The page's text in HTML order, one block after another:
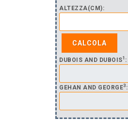
ALTEZZA(CM):
DUBOIS AND DUBOIS1 :
GEHAN AND GEORGE3 :